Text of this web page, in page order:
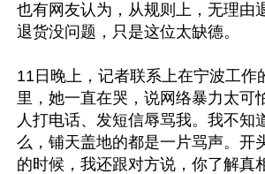
也有网友认为，从规则上，无理由
退货没问题，只是这位太缺德。
11日晚上，记者联系上在宁波工作
里，她一直在哭，说网络暴力太可
人打电话、发短信辱骂我。我不知
么，铺天盖地的都是一片骂声。开
的时候，我还跟对方说，你了解真